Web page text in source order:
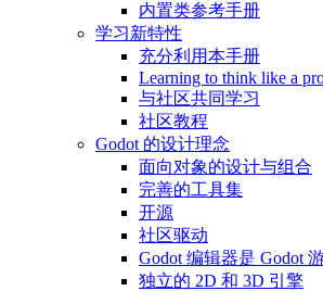
内置类参考手册
学习新特性
充分利用本手册
Learning to think like a
与社区共同学习
社区教程
Godot 的设计理念
面向对象的设计与组合
完善的工具集
开源
社区驱动
Godot 编辑器是 Godot
独立的 2D 和 3D 引擎